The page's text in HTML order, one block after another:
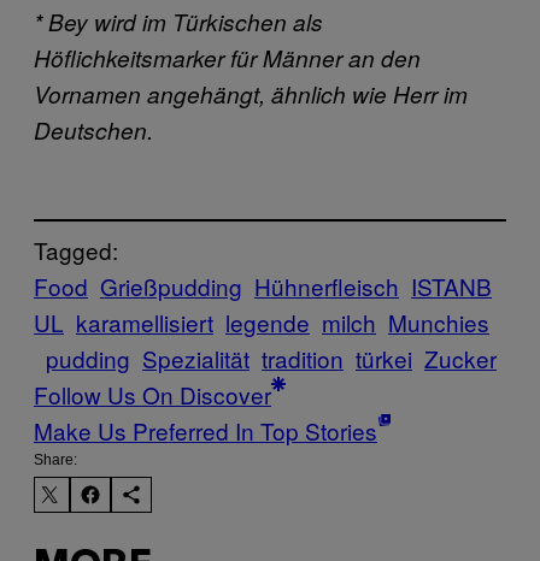
* Bey wird im Türkischen als
Höflichkeitsmarker für Männer an den
Vornamen angehängt, ähnlich wie Herr im
Deutschen.
Tagged:
Food Grießpudding Hühnerfleisch ISTANB
UL karamellisiert legende milch Munchies
pudding Spezialität tradition türkei Zucker
Follow Us On Discover
Make Us Preferred In Top Stories
Share: